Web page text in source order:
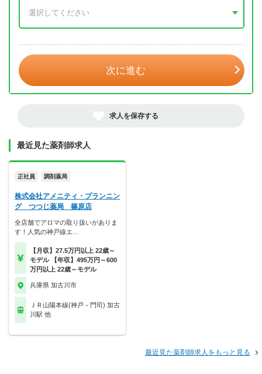
次に進む
求人を保存する
最近見た薬剤師求人
正社員 調剤薬局
株式会社アメニティ・プランニン
グ つつじ薬局 篠原店
全店舗でアロマの取り扱いがありま
す！人気の神戸線エ…
【月収】27.5万円以上 22歳～
モデル 【年収】495万円～600
万円以上 22歳～モデル
兵庫県 加古川市
ＪＲ山陽本線(神戸－門司) 加古
川駅 他
最近見た薬剤師求人をもっと見る